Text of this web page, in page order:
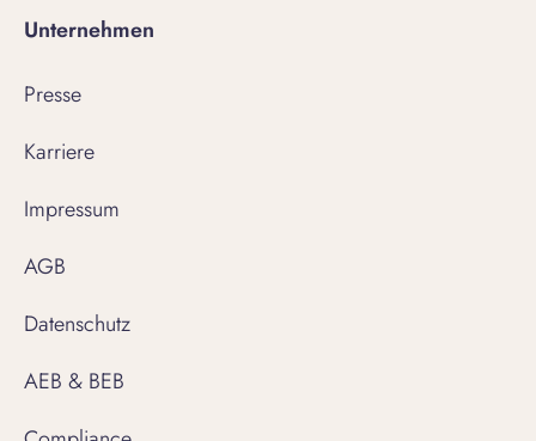
Unternehmen
Presse
Karriere
Impressum
AGB
Datenschutz
AEB & BEB